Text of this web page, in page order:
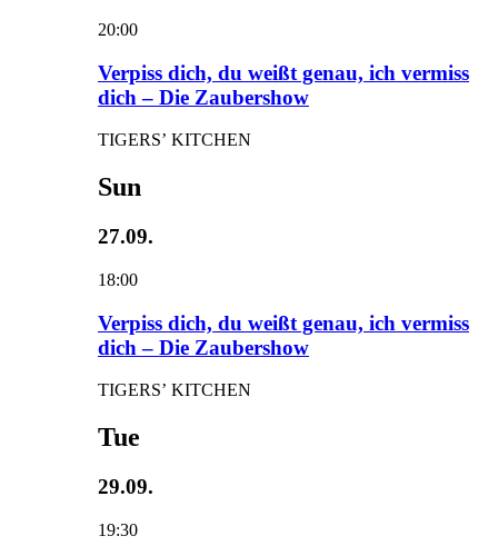
20:00
Verpiss dich, du weißt genau, ich vermiss
dich – Die Zaubershow
TIGERS’ KITCHEN
Sun
27.09.
18:00
Verpiss dich, du weißt genau, ich vermiss
dich – Die Zaubershow
TIGERS’ KITCHEN
Tue
29.09.
19:30